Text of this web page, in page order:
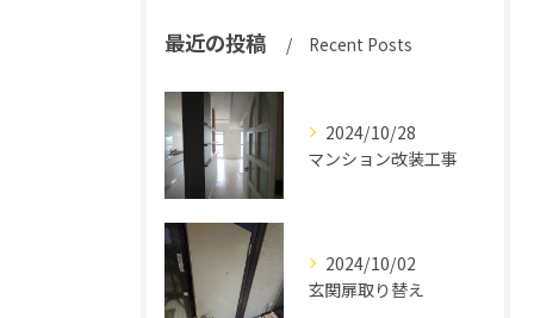
最近の投稿 Recent Posts
2024/10/28
マンション改装工事
2024/10/02
玄関扉取り替え